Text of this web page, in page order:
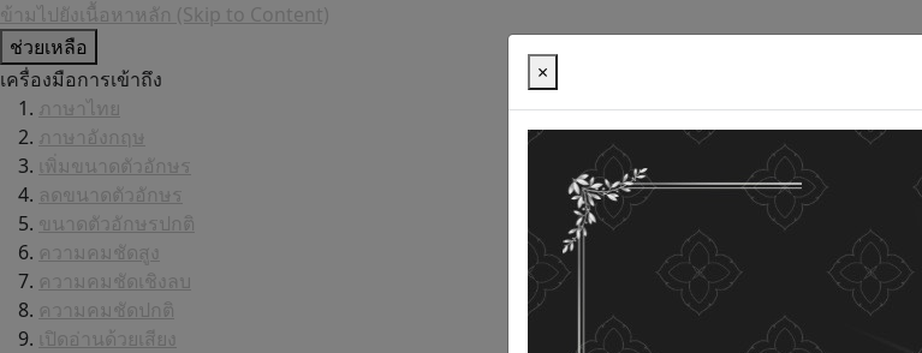
ข้ามไปยังเนื้อหาหลัก (Skip to Content)
ช่วยเหลือ
เครื่องมือการเข้าถึง
ภาษาไทย
ภาษาอังกฤษ
เพิ่มขนาดตัวอักษร
ลดขนาดตัวอักษร
ขนาดตัวอักษรปกติ
ความคมชัดสูง
ความคมชัดเชิงลบ
ความคมชัดปกติ
เปิดอ่านด้วยเสียง
×